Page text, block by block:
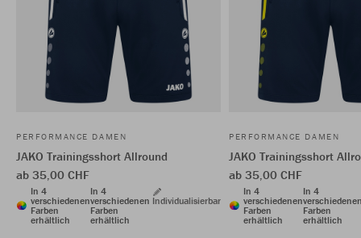
PERFORMANCE DAMEN
JAKO Trainingsshort Allround
ab 35,00 CHF
In 4
verschiedenen
Farben
erhältlich
In 4
verschiedenen
Farben
erhältlich
Individualisierbar
PERFORMANCE DAMEN
JAKO Trainingsshort
ab 35,00 CHF
In 4
verschiedenen
Farben
erhältlich
In 4
Farben
erhältlich